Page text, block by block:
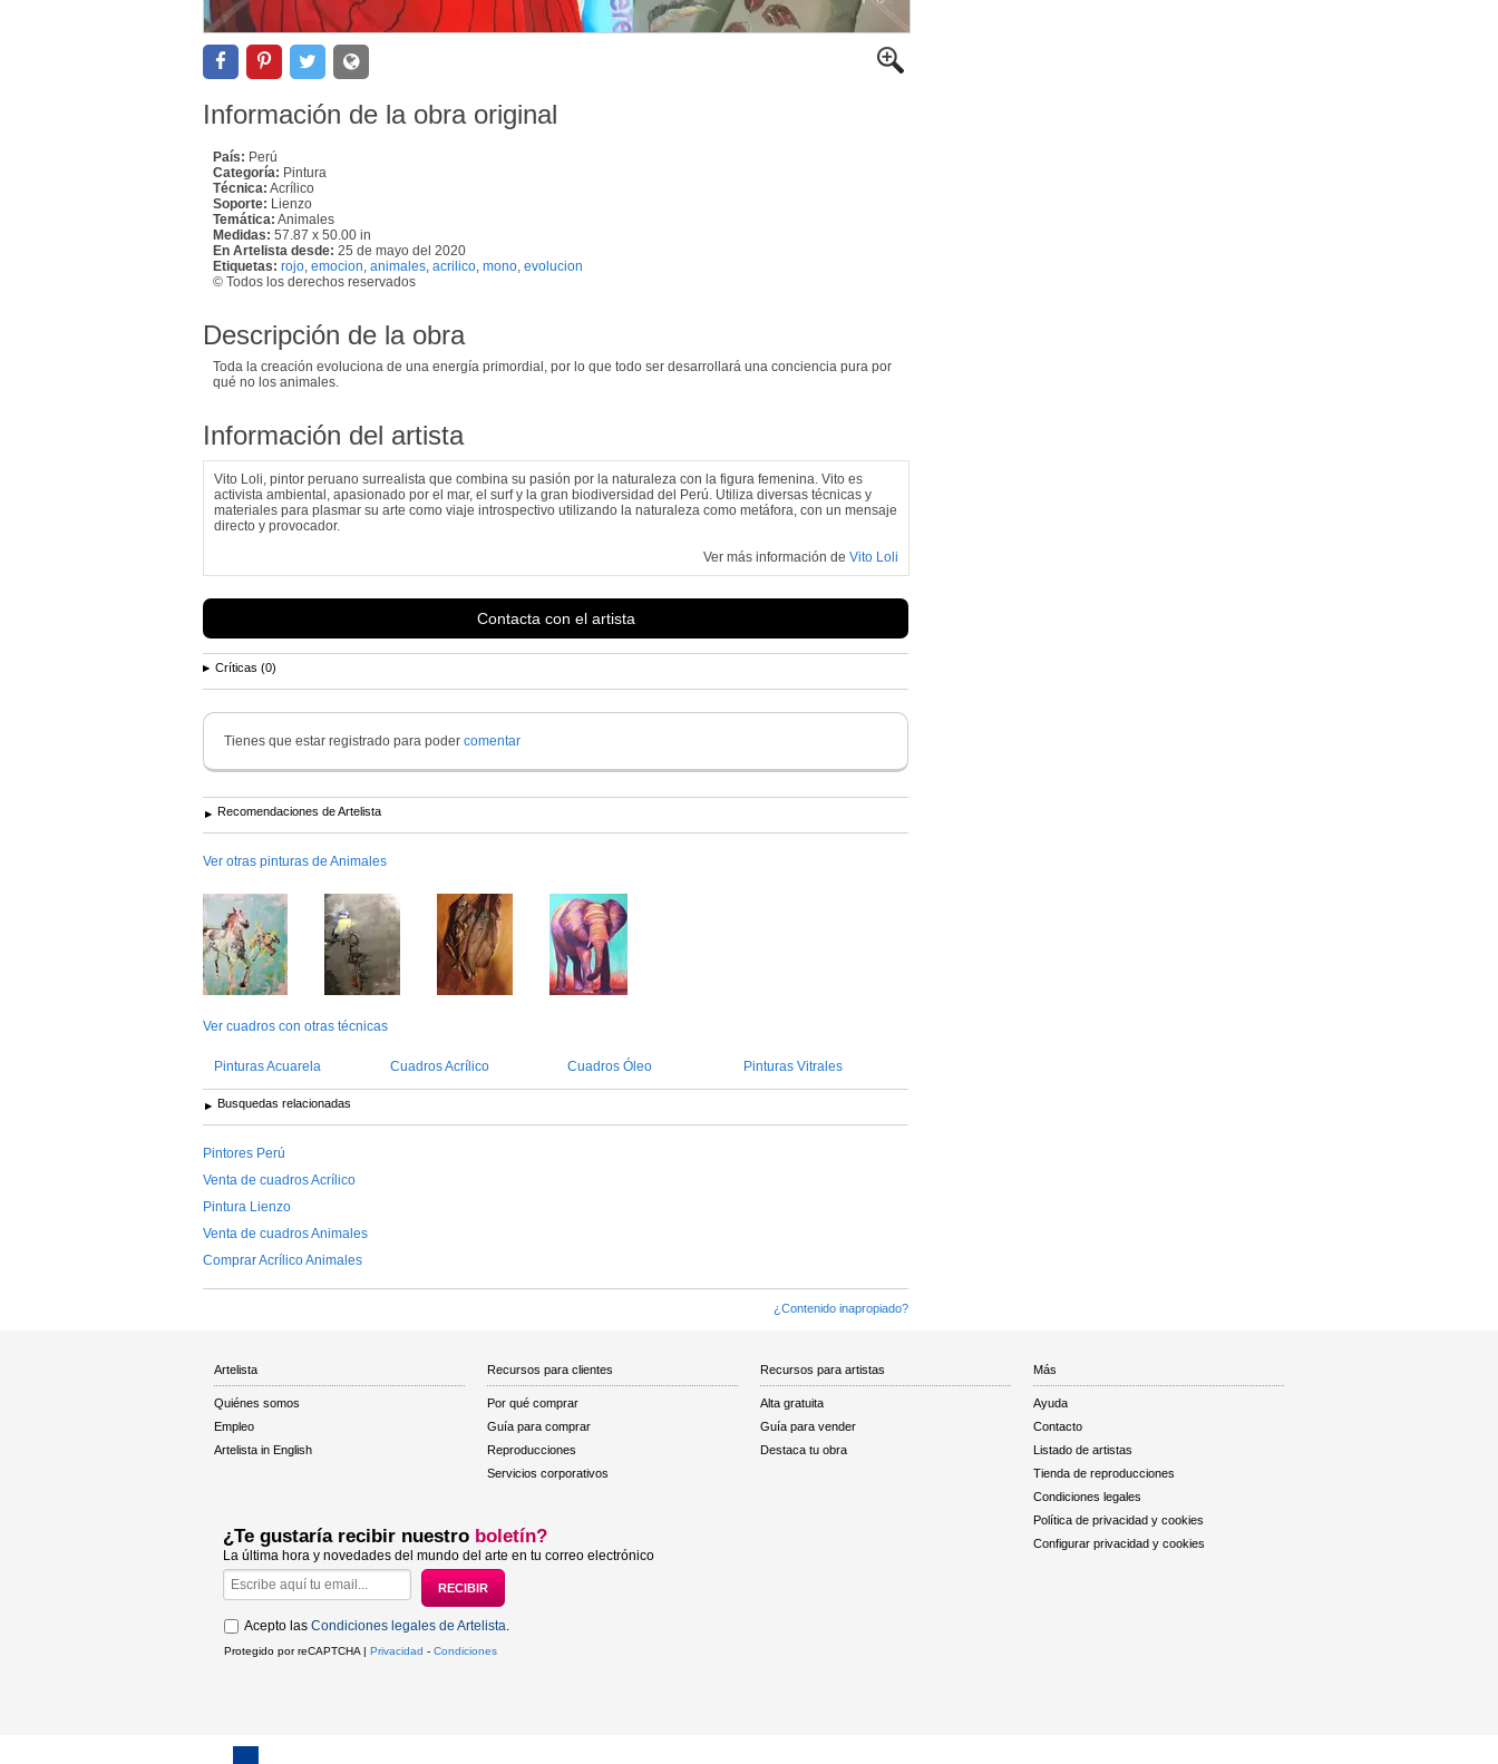
Información de la obra original
País: Perú
Categoría: Pintura
Técnica: Acrílico
Soporte: Lienzo
Temática: Animales
Medidas: 57.87 x 50.00 in
En Artelista desde: 25 de mayo del 2020
Etiquetas: rojo emocion animales acrilico mono evolucion
© Todos los derechos reservados
Descripción de la obra
Toda la creación evoluciona de una energía primordial, por lo que todo ser desarrollará una conciencia pura por
qué no los animales.
Información del artista
Vito Loli, pintor peruano surrealista que combina su pasión por la naturaleza con la figura femenina. Vito es
activista ambiental, apasionado por el mar, el surf y la gran biodiversidad del Perú. Utiliza diversas técnicas y
materiales para plasmar su arte como viaje introspectivo utilizando la naturaleza como metáfora, con un mensaje
directo y provocador.
Ver más información de Vito Loli
Contacta con el artista
Críticas (0)
Tienes que estar registrado para poder comentar
Recomendaciones de Artelista
Ver otras pinturas de Animales
Ver cuadros con otras técnicas
Pinturas Acuarela Cuadros Acrílico Cuadros Óleo Pinturas Vitrales
Busquedas relacionadas
Pintores Perú
Venta de cuadros Acrílico
Pintura Lienzo
Venta de cuadros Animales
Comprar Acrílico Animales
¿Contenido inapropiado?
Artelista
Quiénes somos
Empleo
Artelista in English
Recursos para clientes
Por qué comprar
Guía para comprar
Reproducciones
Servicios corporativos
Recursos para artistas
Alta gratuita
Guía para vender
Destaca tu obra
Más
Ayuda
Contacto
Listado de artistas
Tienda de reproducciones
Condiciones legales
Política de privacidad y cookies
Configurar privacidad y cookies
¿Te gustaría recibir nuestro boletín?
La última hora y novedades del mundo del arte en tu correo electrónico
Acepto las Condiciones legales de Artelista
Protegido por reCAPTCHA | Privacidad - Condiciones